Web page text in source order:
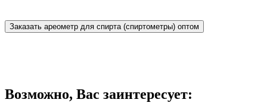
Заказать ареометр для спирта (спиртометры) оптом
Возможно, Вас заинтересует: